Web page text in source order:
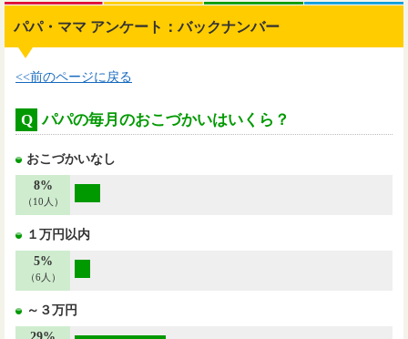
パパ・ママ アンケート：バックナンバー
<<前のページに戻る
Q パパの毎月のおこづかいはいくら？
おこづかいなし
8%
（10人）
１万円以内
5%
（6人）
～３万円